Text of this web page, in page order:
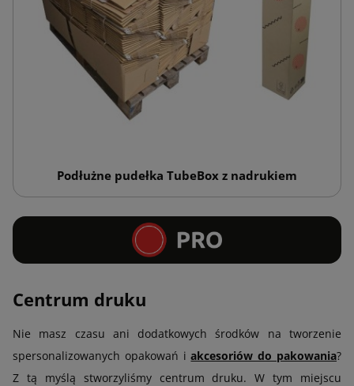
Podłużne pudełka TubeBox z nadrukiem
Centrum druku
Nie masz czasu ani dodatkowych środków na tworzenie
spersonalizowanych opakowań iakcesoriów do pakowania?
Z tą myślą stworzyliśmy centrum druku. W tym miejscu